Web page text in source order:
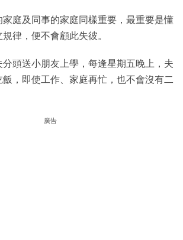
庭及同事的家庭同樣重要，最重要是懂
律，便不會顧此失彼。
頭送小朋友上學，每逢星期五晚上，夫
，即使工作、家庭再忙，也不會沒有二
廣告